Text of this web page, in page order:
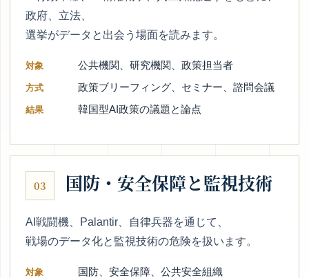
政府、立法、
選挙がデータと出会う場面を読みます。
対象 公共機関、研究機関、政策担当者
方式 政策ブリーフィング、セミナー、諮問会議
結果 韓国型AI政策の議題と論点
03 国防・安全保障と監視技術
AI戦闘機、Palantir、自律兵器を通じて、
戦場のデータ化と監視技術の危険を扱います。
対象 国防、安全保障、公共安全組織